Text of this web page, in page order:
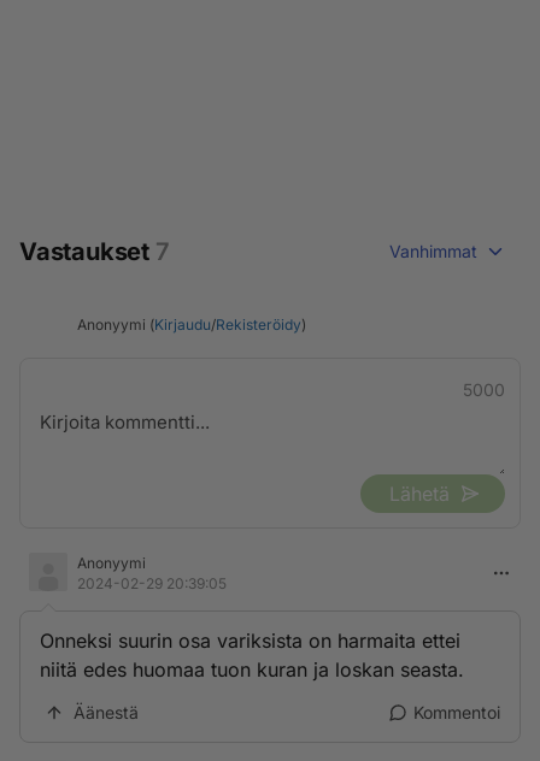
Vastaukset 7 Vanhimmat
Anonyymi (Kirjaudu/Rekisteröidy)
5000
Lähetä
Anonyymi
2024-02-29 20:39:05
Onneksi suurin osa variksista on harmaita ettei
niitä edes huomaa tuon kuran ja loskan seasta.
Äänestä Kommentoi